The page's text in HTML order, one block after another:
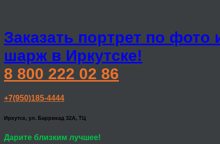
Заказать портрет по фото
шарж в Иркутске!
8 800 222 02 86
+7(950)185-4444
Иркутск, ул. Баррикад 32А, ТЦ
Дарите близким лучшее!